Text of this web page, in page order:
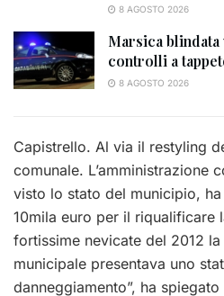
8 AGOSTO 2026
Marsica
controlli a
8 AGOSTO 2026
Capistrello. Al via il restyling
comunale. L’amministrazione
visto lo stato del municipio,
10mila euro per il riqualificare
fortissime nevicate del 2012
municipale presentava uno
danneggiamento”, ha spiegato